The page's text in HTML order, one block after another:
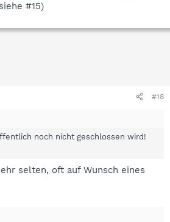
#15)
#18
noch nicht geschlossen wird!
selten, oft auf Wunsch eines